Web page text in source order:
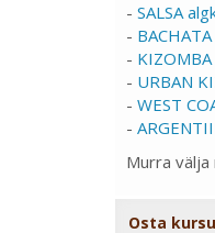
- SALSA
-
-
- URBAN
- WEST
-
Murra välja
Osta